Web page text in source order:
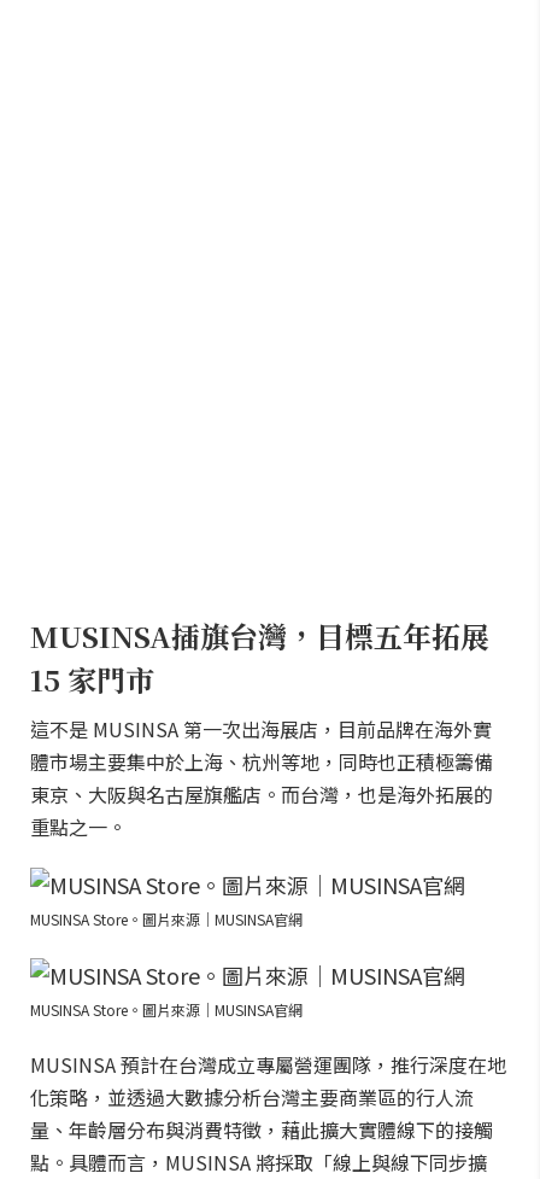
MUSINSA插旗台灣，目標五年拓展
15 家門市
這不是 MUSINSA 第一次出海展店，目前品牌在海外實
體市場主要集中於上海、杭州等地，同時也正積極籌備
東京、大阪與名古屋旗艦店。而台灣，也是海外拓展的
重點之一。
MUSINSA Store。圖片來源｜MUSINSA官網
MUSINSA Store。圖片來源｜MUSINSA官網
MUSINSA 預計在台灣成立專屬營運團隊，推行深度在地
化策略，並透過大數據分析台灣主要商業區的行人流
量、年齡層分布與消費特徵，藉此擴大實體線下的接觸
點。具體而言，MUSINSA 將採取「線上與線下同步擴